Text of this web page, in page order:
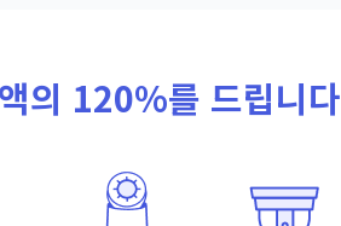
의 120%를 드립니다